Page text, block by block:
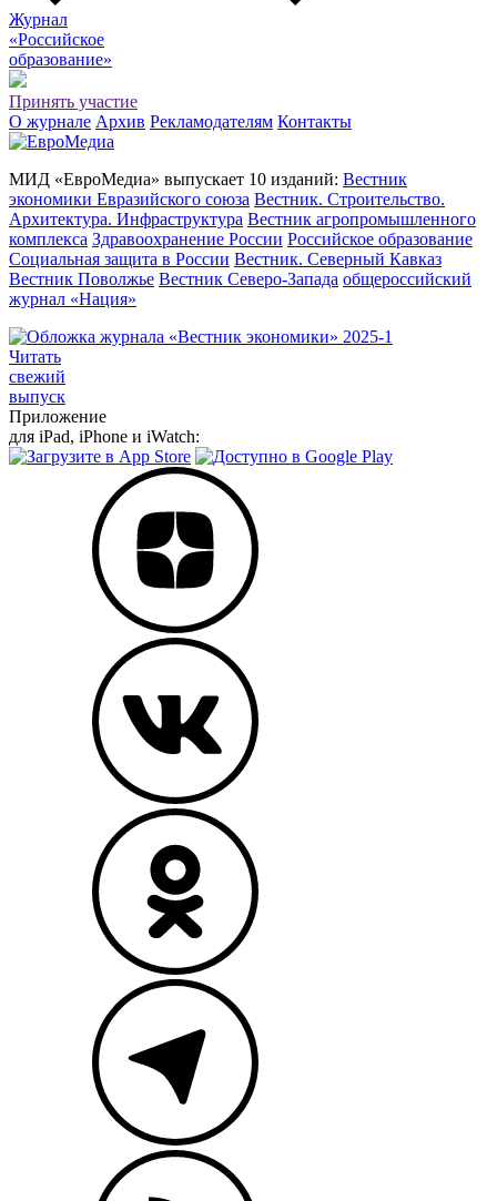
Журнал
«Российское
образование»
Принять участие
О журнале Архив Рекламодателям Контакты
МИД «ЕвроМедиа» выпускает 10 изданий: Вестник
экономики Евразийского союза Вестник. Строительство.
Архитектура. Инфраструктура Вестник агропромышленного
комплекса Здравоохранение России Российское образование
Социальная защита в России Вестник. Северный Кавказ
Вестник Поволжье Вестник Северо-Запада общероссийский
журнал «Нация»
Читать
свежий
выпуск
Приложение
для iPad, iPhone и iWatch: